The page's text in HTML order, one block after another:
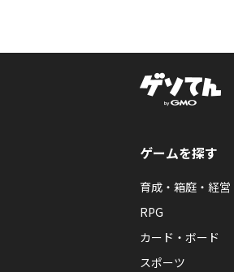
ゲームを探す
育成・箱庭・経営
RPG
カード・ボード
スポーツ